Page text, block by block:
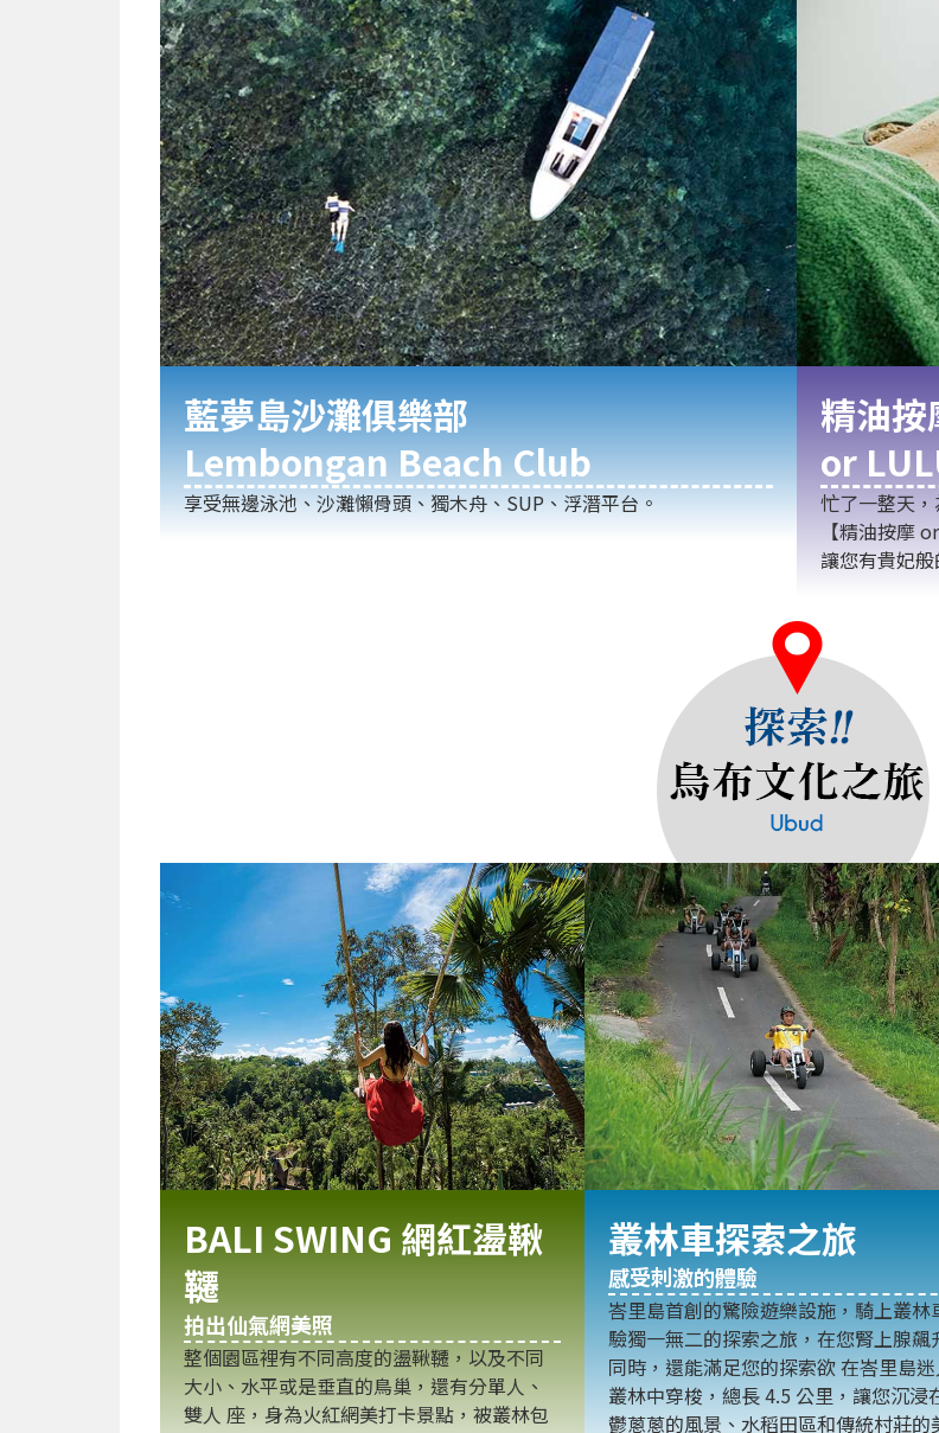
藍夢島沙灘俱樂部
Lembongan Beach Club
享受無邊泳池、沙灘懶骨頭、獨木舟、SUP、浮潛平台。
精油按
or
忙了一整天
【精油按摩
讓您有貴妃
BALI SWING 網紅盪鞦
韆
拍出仙氣網美照
整個園區裡有不同高度的盪鞦韆，以及不同
大小、水平或是垂直的鳥巢，還有分單人、
雙人 座，身為火紅網美打卡景點，被叢林包
叢林車探索之旅
感受刺激的體驗
峇里島首創的驚險遊樂設施，騎上叢林
驗獨一無二的探索之旅，在您腎上腺飆
同時，還能滿足您的探索欲 在峇里島
叢林中穿梭，總長 4.5 公里，讓您沉浸
鬱蔥蔥的風景、水稻田區和傳統村莊的